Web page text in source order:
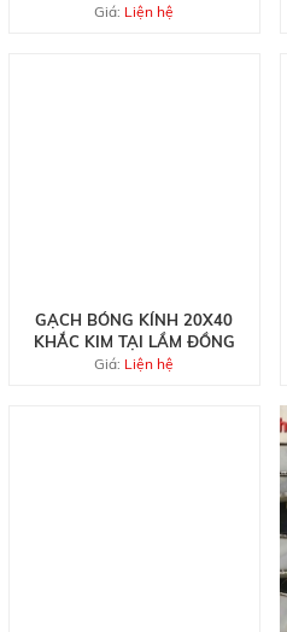
Giá: Liện hệ
GẠCH BÓNG KÍNH 20X40
KHẮC KIM TẠI LẦM ĐỒNG
Giá: Liện hệ